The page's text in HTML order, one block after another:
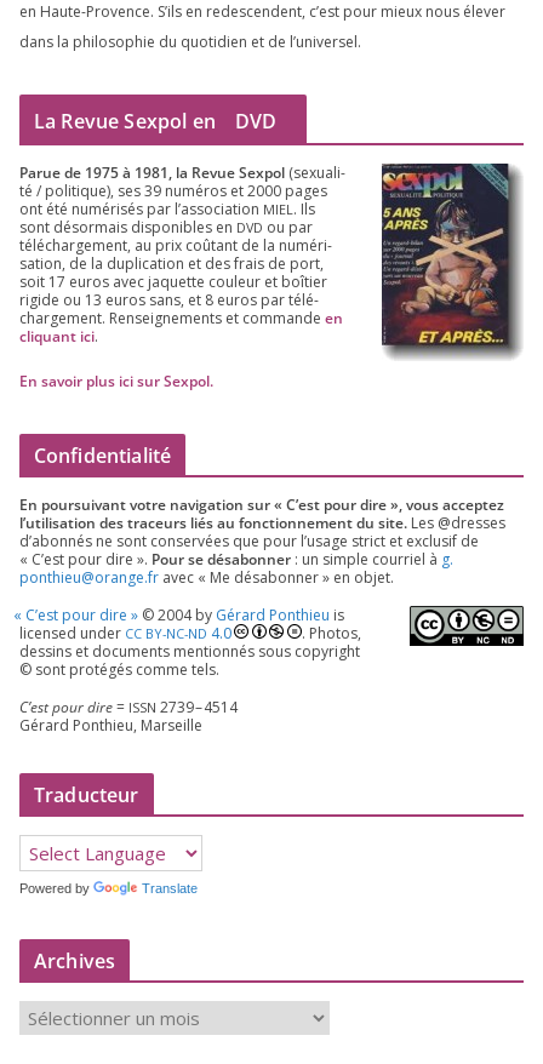
en Haute-Provence. S’ils en redes­cendent, c’est pour mieux nous éle­ver
dans la phi­lo­so­phie du quo­ti­dien et de l’universel.
La Revue Sexpol en DVD
Parue de 1975à 1981, la Revue Sex­pol (sexua­li­
té /​ poli­tique), ses39 numé­ros et2000 pages
ont été numé­ri­sés par l’as­so­cia­tion MIEL. Ils
sont désor­mais dis­po­nibles en DVD ou par
télé­char­ge­ment, au prix coû­tant de la numé­ri­
sa­tion, de la dupli­ca­tion et des frais de port,
soit 17 euros avec jaquette cou­leur et boî­tier
rigide ou 13 euros sans, et 8 euros par télé­
char­ge­ment. Ren­sei­gne­ments et com­mande en
cli­quant ici.
En savoir plus ici sur Sexpol.
Confidentialité
En pour­sui­vant votre navi­ga­tion sur « C’est pour dire », vous accep­tez
l’utilisation des tra­ceurs liés au fonc­tion­ne­ment du site. Les @dresses
d’a­bon­nés ne sont conser­vées que pour l’u­sage strict et exclu­sif de
« C’est pour dire ». Pour se désa­bon­ner : un simple cour­riel à g.​
ponthieu@​orange.​fr avec « Me désa­bon­ner » en objet.
« C’est pour dire » ©2004by Gérard Ponthieu is
licen­sed under CC BY-NC-ND 4.0
. Photos,
des­sins et docu­ments men­tion­nés sous copy­right
© sont pro­té­gés comme tels.
C’est pour dire= ISSN 2739–4514
Gérard Ponthieu, Marseille
Traducteur
Powered by Translate
Archives